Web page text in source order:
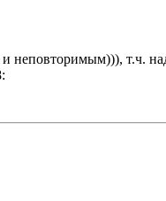
неповторимым))), т.ч.